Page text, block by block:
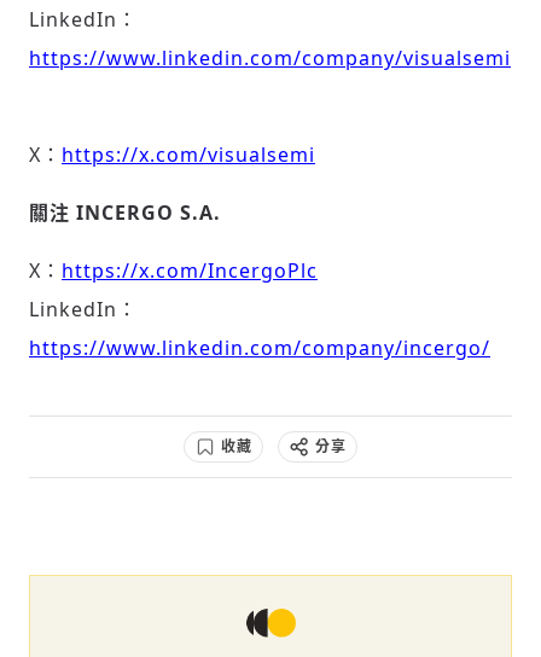
LinkedIn：
https://www.linkedin.com/company/visualsemi
X： https://x.com/visualsemi
關注 INCERGO S.A.
X： https://x.com/IncergoPlc
LinkedIn：
https://www.linkedin.com/company/incergo/
收藏 分享